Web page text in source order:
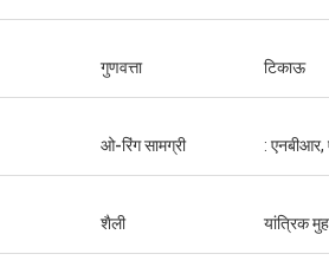
गुणवत्ता टिकाऊ
ओ-रिंग सामग्री :
शैली यांत्रिक